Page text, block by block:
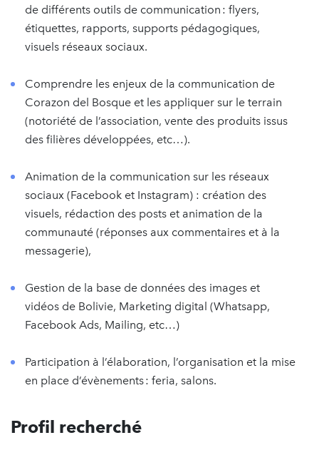
de différents outils de communication : flyers,
étiquettes, rapports, supports pédagogiques,
visuels réseaux sociaux.
Comprendre les enjeux de la communication de
Corazon del Bosque et les appliquer sur le terrain
(notoriété de l’association, vente des produits issus
des filières développées, etc…).
Animation de la communication sur les réseaux
sociaux (Facebook et Instagram) : création des
visuels, rédaction des posts et animation de la
communauté (réponses aux commentaires et à la
messagerie),
Gestion de la base de données des images et
vidéos de Bolivie, Marketing digital (Whatsapp,
Facebook Ads, Mailing, etc…)
Participation à l’élaboration, l’organisation et la mise
en place d’évènements : feria, salons.
Profil recherché